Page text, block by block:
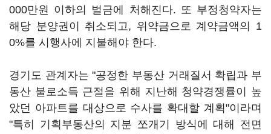
000만원 이하의 벌금에 처해진다. 또 부정청약자는
해당 분양권이 취소되고, 위약금으로 계약금액의 1
0%를 시행사에 지불해야 한다.
경기도 관계자는 "공정한 부동산 거래질서 확립과 부
동산 불로소득 근절을 위해 지난해 청약경쟁률이 높
았던 아파트를 대상으로 수사를 확대할 계획"이라며
"특히 기획부동산의 지분 쪼개기 방식에 대해 전면